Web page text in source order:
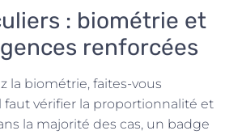
: biométrie et
renforcées
la biométrie, faites-vous
faut vérifier la proportionnalité et
la majorité des cas, un badge